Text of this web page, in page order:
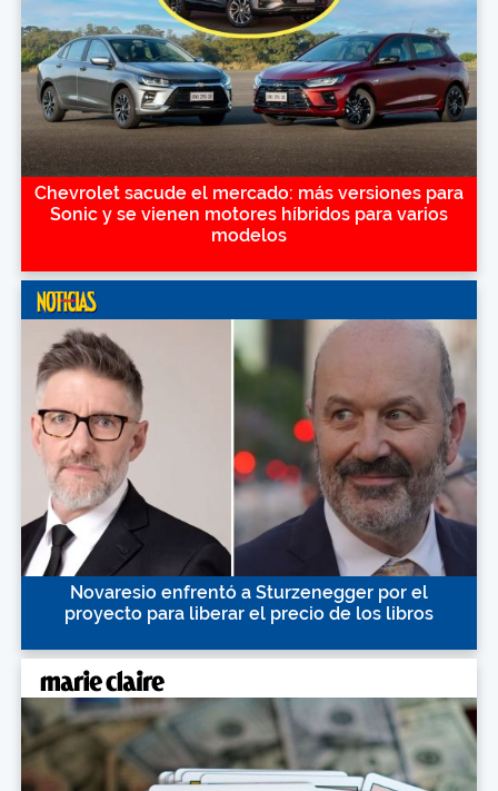
Chevrolet sacude el mercado: más versiones para
Sonic y se vienen motores híbridos para varios
modelos
Novaresio enfrentó a Sturzenegger por el
proyecto para liberar el precio de los libros